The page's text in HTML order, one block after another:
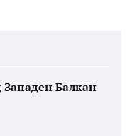
Балкан